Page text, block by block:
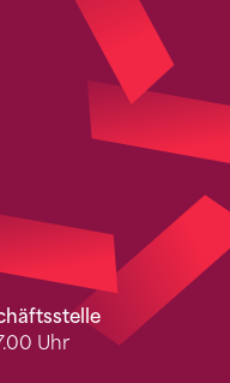
Uhr